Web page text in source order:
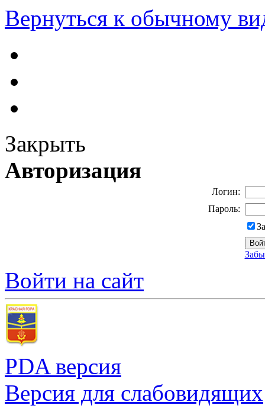
Вернуться к обычному
Закрыть
Авторизация
Логин:
Пароль:
Войти на сайт
PDA версия
Версия для слабовидящих